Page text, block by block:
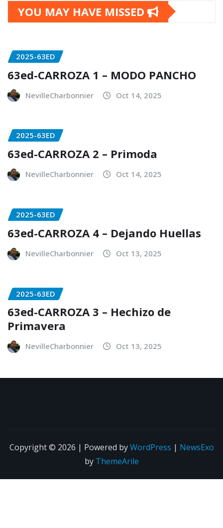
YOU MAY HAVE MISSED
2025-63ED
63ed-CARROZA 1 – MODO PANCHO
NevilleCharbonnier Oct 14, 2025
2025-63ED
63ed-CARROZA 2 – Primoda
NevilleCharbonnier Oct 14, 2025
2025-63ED
63ed-CARROZA 4 – Dejando Huellas
NevilleCharbonnier Oct 13, 2025
2025-63ED
63ed-CARROZA 3 – Hechizo de
Primavera
NevilleCharbonnier Oct 13, 2025
Copyright © 2026 | Powered byWordPress | NewsExo
by ThemeArile